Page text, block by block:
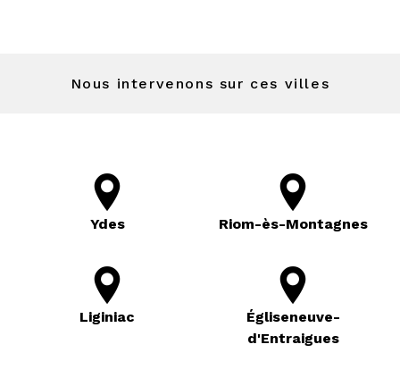
Nous intervenons sur ces villes
Ydes Riom-ès-Montagnes
Liginiac
Égliseneuve-
d'Entraigues